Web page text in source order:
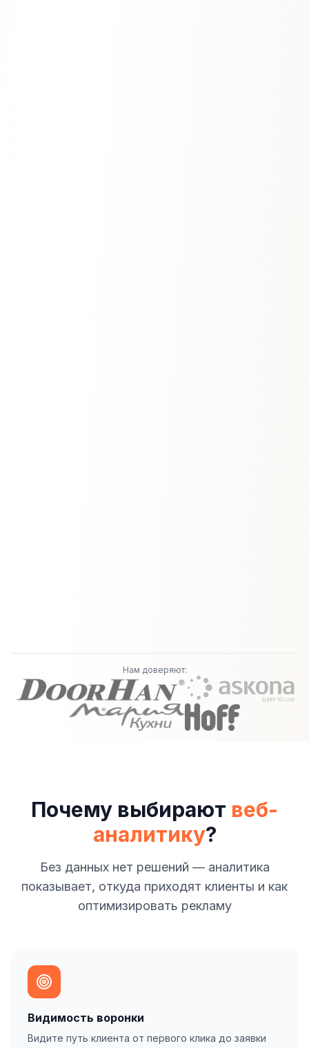
Нам доверяют:
Почему выбирают веб-
аналитику?
Без данных нет решений — аналитика
показывает, откуда приходят клиенты и как
оптимизировать рекламу
Видимость воронки
Видите путь клиента от первого клика до заявки